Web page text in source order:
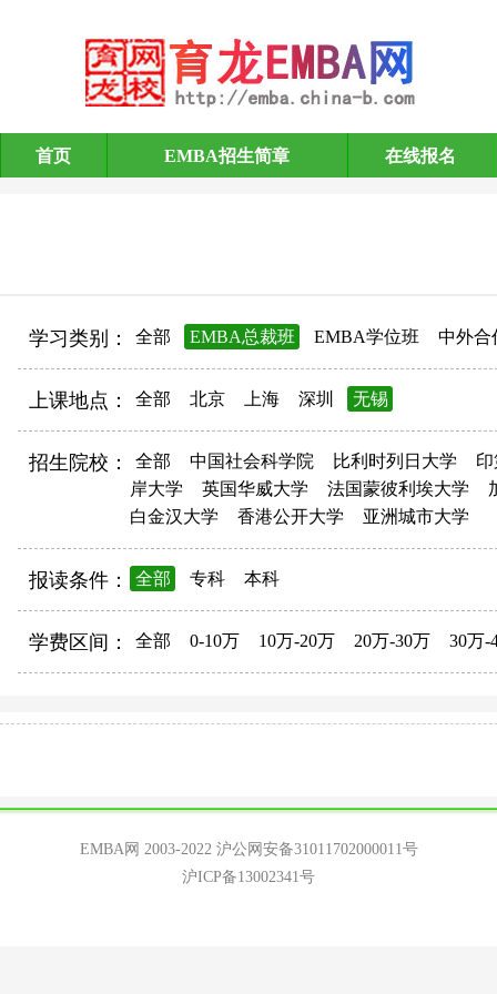
EMBA招生简章
首页 EMBA招生简章 在线报名
学习类别： 全部 EMBA总裁班 EMBA学位班 中外合
上课地点： 全部 北京 上海 深圳 无锡
招生院校： 全部 中国社会科学院 比利时列日大学
岸大学
英国华威大学 法国蒙彼利埃大学
白金汉大学
香港公开大学 亚洲城市大学
报读条件： 全部 专科 本科
学费区间： 全部 0-10万 10万-20万 20万-30万 30万-
EMBA网 2003-2022 沪公网安备31011702000011号
沪ICP备13002341号